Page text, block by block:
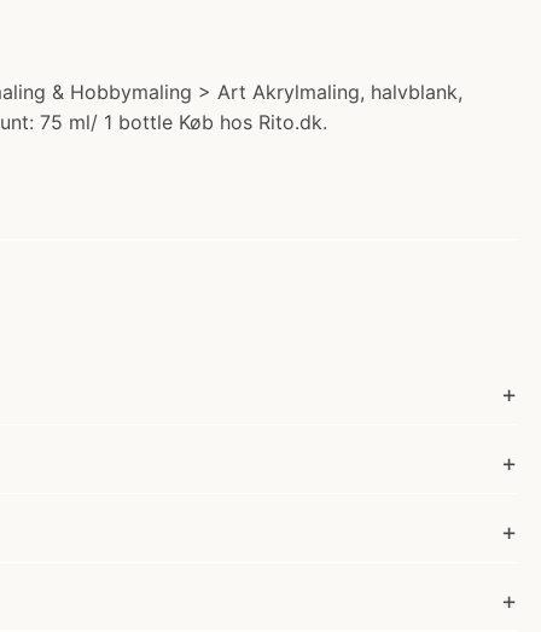
& Hobbymaling > Art Akrylmaling, halvblank,
75 ml/ 1 bottle Køb hos Rito.dk.